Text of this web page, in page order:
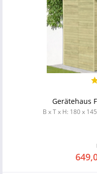
Gerätehaus
B x T x H: 180 x